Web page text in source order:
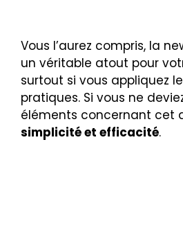
Vous l’aurez compris, la
un véritable atout pour
surtout si vous appliquez
pratiques. Si vous ne
éléments concernant cet
simplicité et efficacité.